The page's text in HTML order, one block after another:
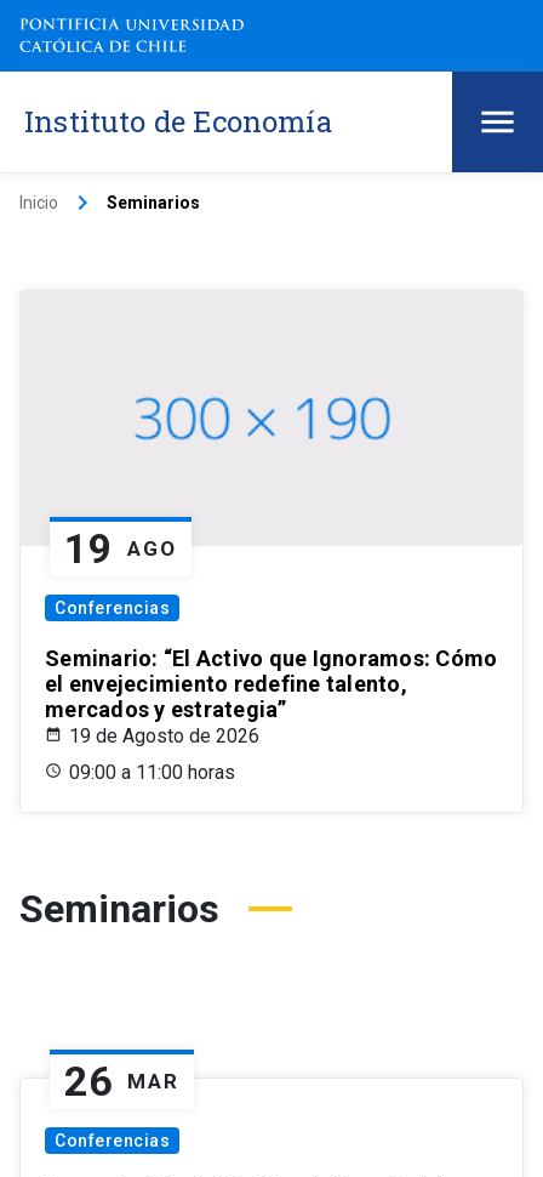
Instituto de Economía
Inicio keyboard_arrow_right Seminarios
19 AGO
Conferencias
Seminario: “El Activo que Ignoramos: Cómo
el envejecimiento redefine talento,
mercados y estrategia”
19 de Agosto de 2026
09:00 a 11:00 horas
Seminarios
26 MAR
Conferencias